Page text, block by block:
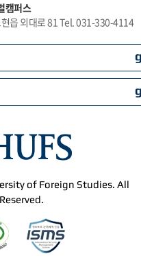
캠퍼스
읍 외대로 81 Tel. 031-330-4114
of Foreign Studies. All